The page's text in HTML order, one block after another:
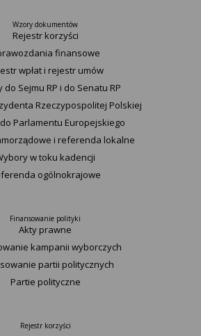
Wzory dokumentów
Rejestr korzyści
finansowe
wpłat i rejestr umów
do Sejmu RP i do Senatu RP
Rzeczypospolitej Polskiej
Parlamentu Europejskiego
i referenda lokalne
w toku kadencji
ogólnokrajowe
Finansowanie polityki
Akty prawne
kampanii wyborczych
partii politycznych
Partie polityczne
Rejestr korzyści